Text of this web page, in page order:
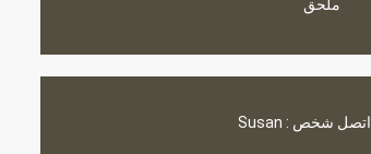
ملحق
اتصل شخص : Susan